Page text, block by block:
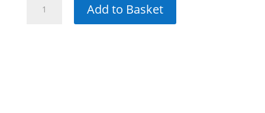
Dekor
Add to Basket